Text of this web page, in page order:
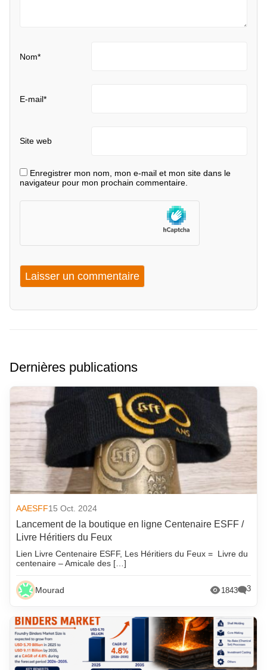
Nom*
E-mail*
Site web
Enregistrer mon nom, mon e-mail et mon site dans le
navigateur pour mon prochain commentaire.
Dernières publications
AAESFF15 Oct. 2024
Lancement de la boutique en ligne Centenaire ESFF /
Livre Héritiers du Feux
Lien Livre Centenaire ESFF, Les Héritiers du Feux = Livre du
centenaire – Amicale des […]
Mourad 1843 3